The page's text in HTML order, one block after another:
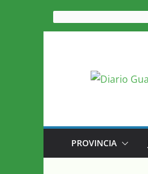
Saltar
al
PROVINCIA